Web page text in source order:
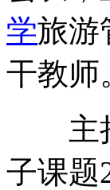
学旅游
干教师
主持
子课题